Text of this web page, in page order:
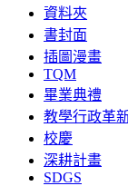
資料夾
書封面
插圖漫畫
TQM
畢業典禮
教學行政革
校慶
深耕計畫
SDGS